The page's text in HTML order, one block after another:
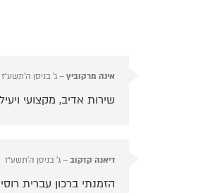
אינה מרקוביץ–ג׳ בניסן ה׳תשע״ז
שירות אדיב, מקצועי
דיאנה קזקוב–ג׳ בניסן ה׳תשע״ז
הזמנתי ברכון עברית